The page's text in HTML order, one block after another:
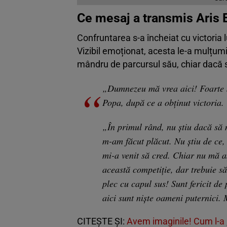
Ce mesaj a transmis Aris
Confruntarea s-a încheiat cu victoria
Vizibil emoționat, acesta le-a
mândru de parcursul său, chiar
„Dumnezeu mă vrea aici!
Popa, după ce a obținut victoria.
„În primul rând, nu știu dacă să
m-am făcut plăcut. Nu știu de
mi-a venit să cred. Chiar nu mă
această competiție, dar trebuie
plec cu capul sus! Sunt fericit
aici sunt niște oameni
CITEȘTE ȘI: Avem imaginile! Cum l-a